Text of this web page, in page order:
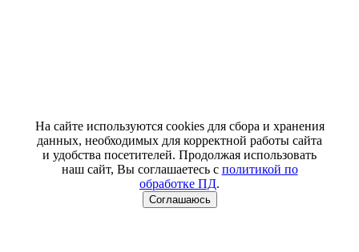
На сайте используются cookies для сбора и хранения
данных, необходимых для корректной работы сайта
и удобства посетителей. Продолжая использовать
наш сайт, Вы соглашаетесь с политикой по
обработке ПД.
Соглашаюсь